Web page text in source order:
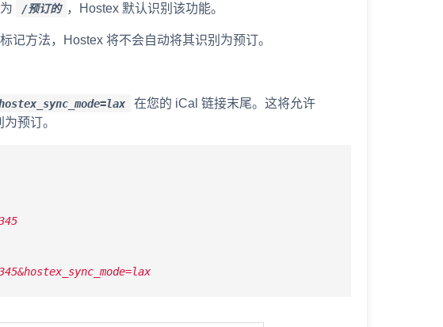
/预订的 ，Hostex 默认识别该功能。
记方法，Hostex 将不会自动将其识别为预订。
在您的 iCal 链接末尾。这将允许
预订。